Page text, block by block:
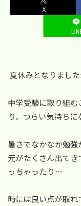
X
夏休みとなりまし
中学受験に取り組
り、つらい気持ち
暑さでなかなか勉
元がたくさん出て
っちゃったり…
時には良い点が取